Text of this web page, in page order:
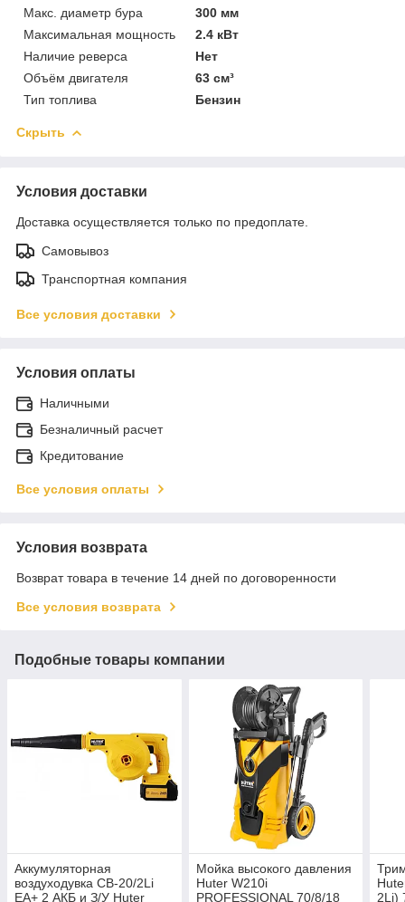
Макс. диаметр бура
300 мм
Максимальная мощность
2.4 кВт
Наличие реверса
Нет
Объём двигателя
63 см³
Тип топлива
Бензин
Скрыть
Условия доставки
Доставка осуществляется только по предоплате.
Самовывоз
Транспортная компания
Все условия доставки
Условия оплаты
Наличными
Безналичный расчет
Кредитование
Все условия оплаты
Условия возврата
Возврат товара в течение 14 дней по договоренности
Все условия возврата
Подобные товары компании
Аккумуляторная
воздуходувка CB-20/2Li
EA+ 2 АКБ и З/У Huter
Мойка высокого давления
Huter W210i
PROFESSIONAL 70/8/18
2Li)